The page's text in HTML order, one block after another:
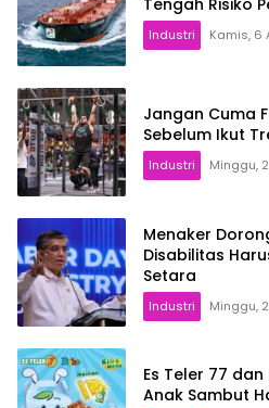
Tengah Risiko
Industri Kamis, 6
Jangan Cuma
Sebelum Ikut
Industri Minggu,
Menaker
Disabilitas
Setara
Industri Minggu,
Es Teler 77
Anak Sambut